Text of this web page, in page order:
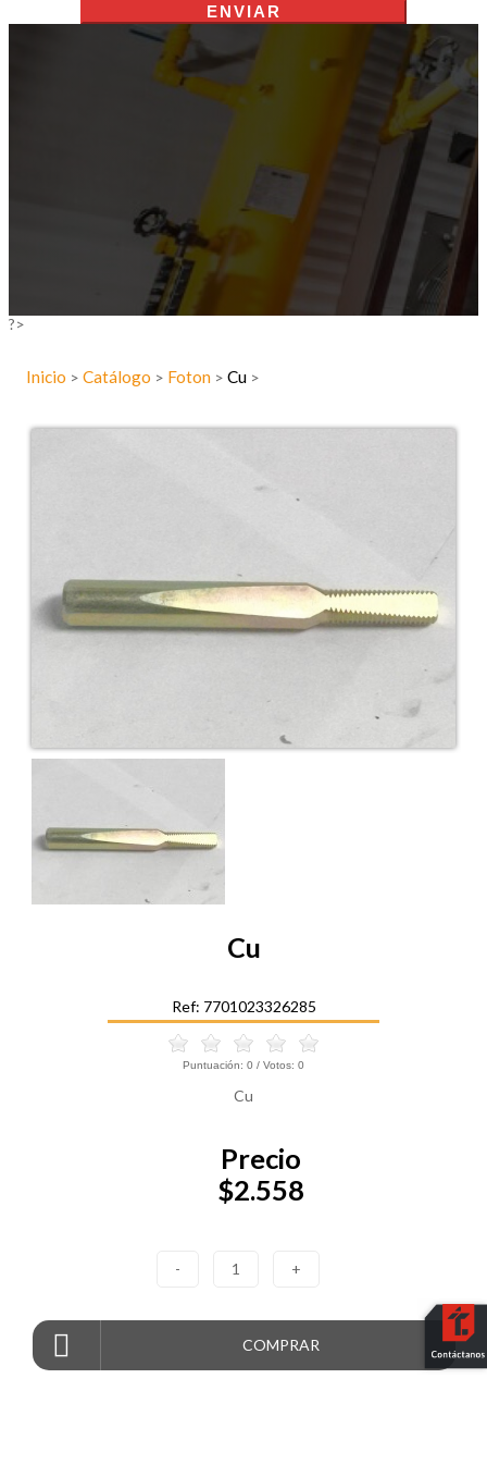
ENVIAR
?>
Inicio > Catálogo > Foton > Cu >
Cu
Ref: 7701023326285
Puntuación: 0 / Votos: 0
Cu
Precio
$2.558
- 1 +
COMPRAR